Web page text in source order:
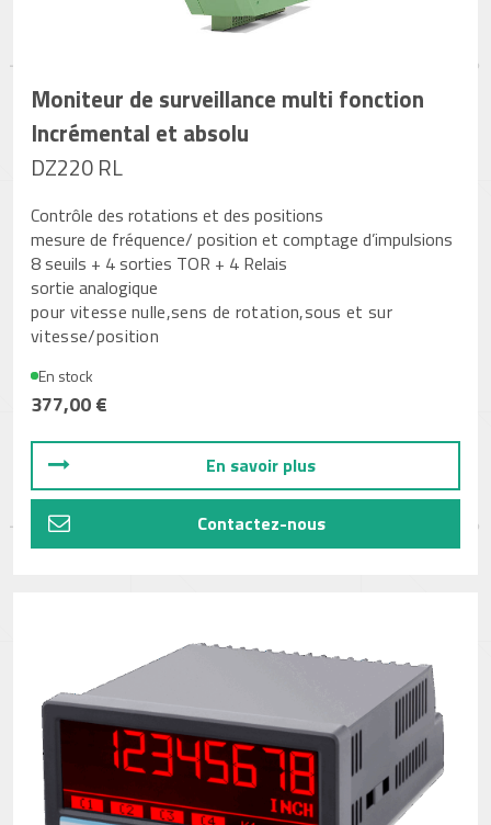
Moniteur de surveillance multi fonction
Incrémental et absolu
DZ220 RL
Contrôle des rotations et des positions
mesure de fréquence/ position et comptage d’impulsions
8 seuils + 4 sorties TOR + 4 Relais
sortie analogique
pour vitesse nulle,sens de rotation,sous et sur
vitesse/position
En stock
377,00 €
En savoir plus
Contactez-nous